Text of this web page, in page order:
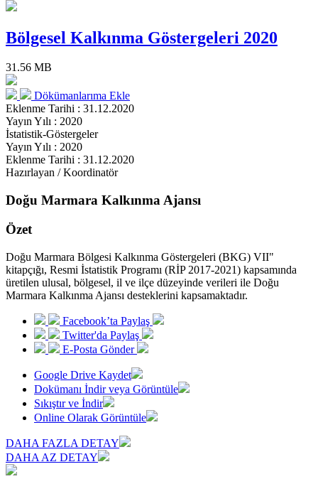
Bölgesel Kalkınma Göstergeleri 2020
31.56 MB
Dökümanlarıma Ekle
Eklenme Tarihi : 31.12.2020
Yayın Yılı : 2020
İstatistik-Göstergeler
Yayın Yılı : 2020
Eklenme Tarihi : 31.12.2020
Hazırlayan / Koordinatör
Doğu Marmara Kalkınma Ajansı
Özet
Doğu Marmara Bölgesi Kalkınma Göstergeleri (BKG) VII"
kitapçığı, Resmi İstatistik Programı (RİP 2017-2021) kapsamında
üretilen ulusal, bölgesel, il ve ilçe düzeyinde verileri ile Doğu
Marmara Kalkınma Ajansı desteklerini kapsamaktadır.
Facebook’ta Paylaş
Twitter'da Paylaş
E-Posta Gönder
Google Drive Kaydet
Dokümanı İndir veya Görüntüle
Sıkıştır ve İndir
Online Olarak Görüntüle
DAHA FAZLA DETAY
DAHA AZ DETAY